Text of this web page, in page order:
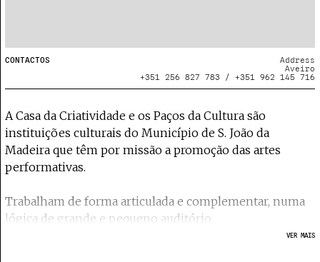
CONTACTOS
Address
Aveiro
+351 256 827 783 / +351 962 145 716
A Casa da Criatividade e os Paços da Cultura são
instituições culturais do Município de S. João da
Madeira que têm por missão a promoção das artes
performativas.
Trabalham de forma articulada e complementar, numa
lógica de grande e pequeno auditório.
VER MAIS